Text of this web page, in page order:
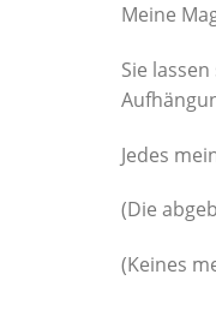
Meine
Sie
Jedes
(Die
(Keines